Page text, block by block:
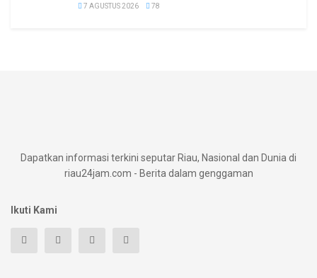
7 AGUSTUS 2026 78
Dapatkan informasi terkini seputar Riau, Nasional dan Dunia di
riau24jam.com - Berita dalam genggaman
Ikuti Kami